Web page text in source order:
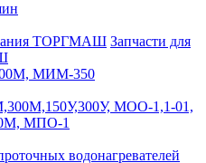
Запчасти для
МИМ-350
МОО-1,1-01,
МПО-1